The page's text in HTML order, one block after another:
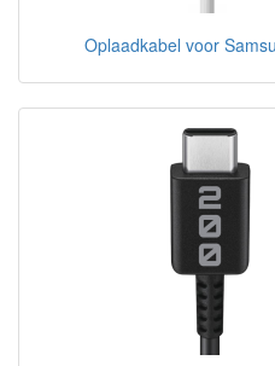
Oplaadkabel voor